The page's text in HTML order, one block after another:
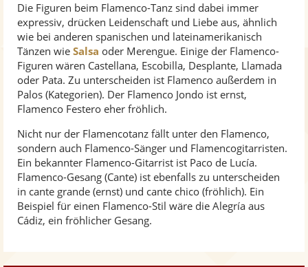
Die Figuren beim Flamenco-Tanz sind dabei immer
expressiv, drücken Leidenschaft und Liebe aus, ähnlich
wie bei anderen spanischen und lateinamerikanisch
Tänzen wie Salsa oder Merengue. Einige der Flamenco-
Figuren wären Castellana, Escobilla, Desplante, Llamada
oder Pata. Zu unterscheiden ist Flamenco außerdem in
Palos (Kategorien). Der Flamenco Jondo ist ernst,
Flamenco Festero eher fröhlich.
Nicht nur der Flamencotanz fällt unter den Flamenco,
sondern auch Flamenco-Sänger und Flamencogitarristen.
Ein bekannter Flamenco-Gitarrist ist Paco de Lucía.
Flamenco-Gesang (Cante) ist ebenfalls zu unterscheiden
in cante grande (ernst) und cante chico (fröhlich). Ein
Beispiel für einen Flamenco-Stil wäre die Alegría aus
Cádiz, ein fröhlicher Gesang.